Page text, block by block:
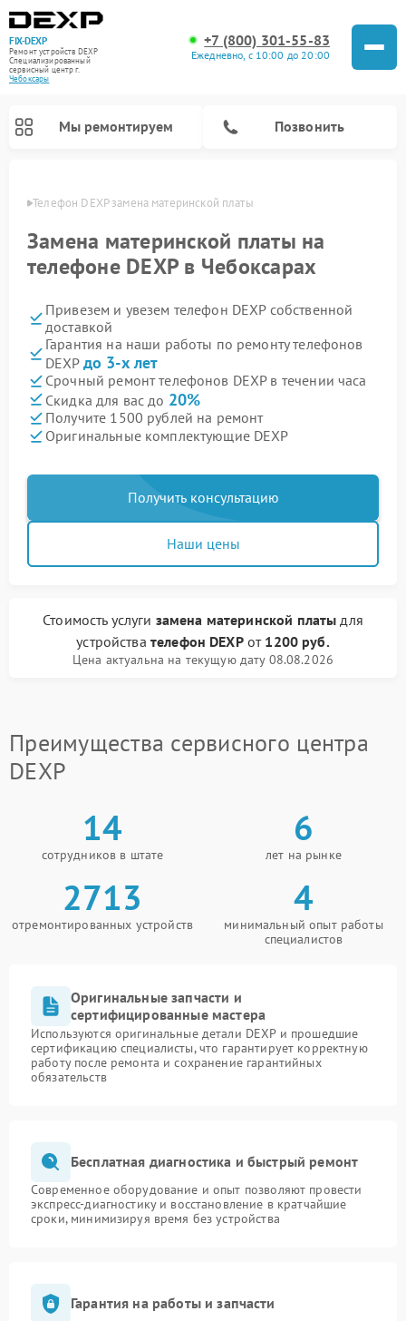
FIX-DEXP
Ремонт устройств DEXP
Специализированный
cервисный центр г.
Чебоксары
+7 (800) 301-55-83
Ежедневно, с 10:00 до 20:00
Мы ремонтируем Позвонить
Телефон DEXP замена материнской платы
Замена материнской платы на
телефоне DEXP в Чебоксарах
Привезем и увезем телефон DEXP собственной
доставкой
Гарантия на наши работы по ремонту телефонов
DEXP до 3-х лет
Срочный ремонт телефонов DEXP в течении часа
Скидка для вас до 20%
Получите 1500 рублей на ремонт
Оригинальные комплектующие DEXP
Получить консультацию
Наши цены
Стоимость услуги замена материнской платы для
устройства телефон DEXPот 1200 руб.
Цена актуальна на текущую дату 08.08.2026
Преимущества сервисного центра
DEXP
14
сотрудников в штате
6
лет на рынке
2713
отремонтированных устройств
4
минимальный опыт работы
специалистов
Оригинальные запчасти и
сертифицированные мастера
Используются оригинальные детали DEXP и прошедшие
сертификацию специалисты, что гарантирует корректную
работу после ремонта и сохранение гарантийных
обязательств
Бесплатная диагностика и быстрый ремонт
Современное оборудование и опыт позволяют провести
экспресс-диагностику и восстановление в кратчайшие
сроки, минимизируя время без устройства
Гарантия на работы и запчасти